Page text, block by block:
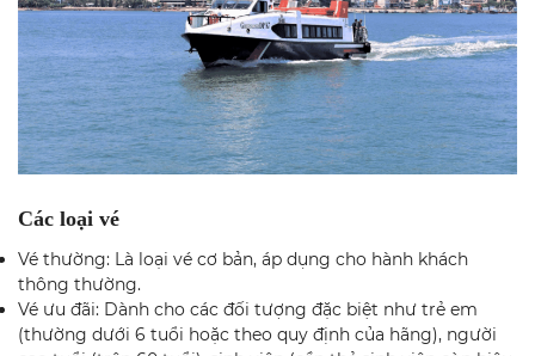
Các loại vé
Vé thường: Là loại vé cơ bản, áp dụng cho hành khách
thông thường.
Vé ưu đãi: Dành cho các đối tượng đặc biệt như trẻ em
(thường dưới 6 tuổi hoặc theo quy định của hãng), người